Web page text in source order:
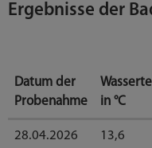
Ergebnisse der
Ergebnisse
Datum der
Probenahme
in °C
28.04.2026 13,6